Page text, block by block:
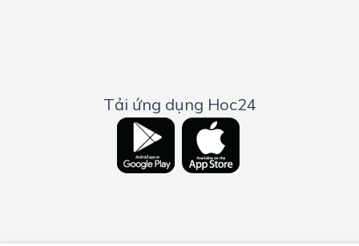
Tải ứng dụng Hoc24